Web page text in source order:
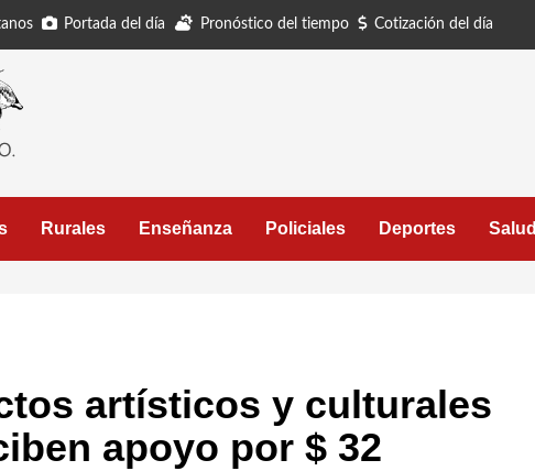
Portada del día Pronóstico del tiempo Cotización del día
Rurales Enseñanza Policiales Deportes Salud
artísticos y culturales
apoyo por $ 32